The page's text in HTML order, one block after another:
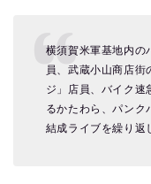
横須賀米軍基地内の
員、武蔵小山商店街
ジ」店員、バイク速
るかたわら、パン
結成ライブを繰り返